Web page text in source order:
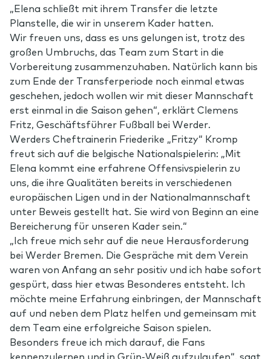
„Elena schließt mit ihrem Transfer die letzte
Planstelle, die wir in unserem Kader hatten.
Wir freuen uns, dass es uns gelungen ist, trotz des
großen Umbruchs, das Team zum Start in die
Vorbereitung zusammenzuhaben. Natürlich kann bis
zum Ende der Transferperiode noch einmal etwas
geschehen, jedoch wollen wir mit dieser Mannschaft
erst einmal in die Saison gehen“, erklärt Clemens
Fritz, Geschäftsführer Fußball bei Werder.
Werders Cheftrainerin Friederike „Fritzy“ Kromp
freut sich auf die belgische Nationalspielerin: „Mit
Elena kommt eine erfahrene Offensivspielerin zu
uns, die ihre Qualitäten bereits in verschiedenen
europäischen Ligen und in der Nationalmannschaft
unter Beweis gestellt hat. Sie wird von Beginn an eine
Bereicherung für unseren Kader sein.“
„Ich freue mich sehr auf die neue Herausforderung
bei Werder Bremen. Die Gespräche mit dem Verein
waren von Anfang an sehr positiv und ich habe sofort
gespürt, dass hier etwas Besonderes entsteht. Ich
möchte meine Erfahrung einbringen, der Mannschaft
auf und neben dem Platz helfen und gemeinsam mit
dem Team eine erfolgreiche Saison spielen.
Besonders freue ich mich darauf, die Fans
kennenzulernen und in Grün-Weiß aufzulaufen“, sagt